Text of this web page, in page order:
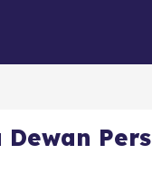
Pers